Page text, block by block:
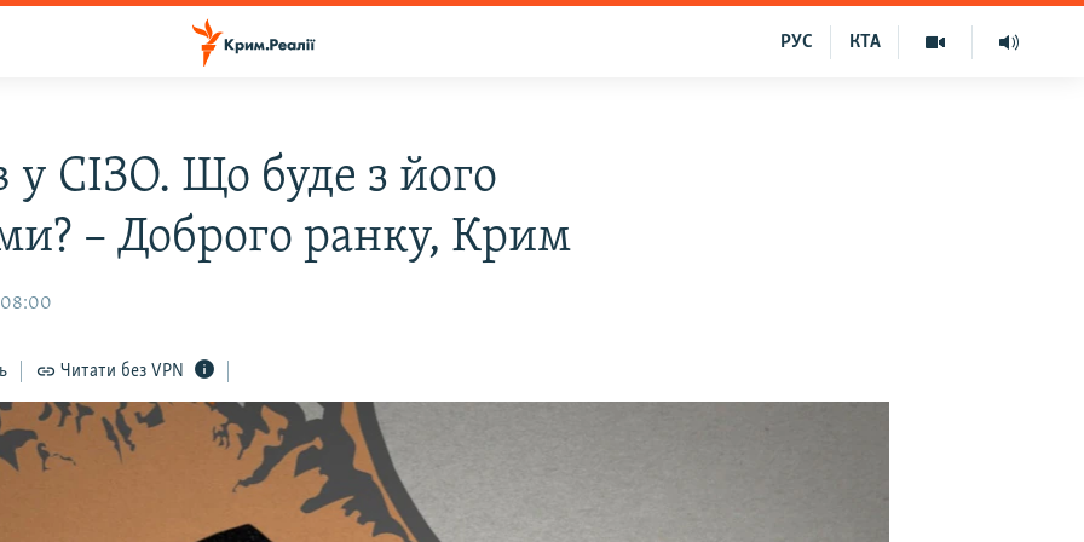
КТА
РУС
у СІЗО. Що буде з його
– Доброго ранку, Крим
Читати без VPN